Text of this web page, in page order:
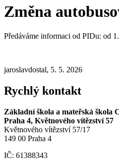
Změna
Předáváme informaci od PIDu: od
jaroslavdostal, 5. 5. 2026
Rychlý kontakt
Základní škola a mateřská škola
Praha 4, Květnového vítězství 57
Květnového vítězství 57/17
149 00 Praha 4
IČ: 61388343